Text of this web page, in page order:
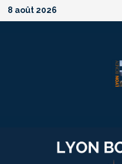
Passer
au
8 août 2026